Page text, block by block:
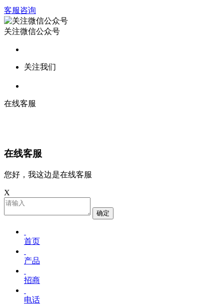
客服咨询
关注微信公众号
关注我们
在线客服
在线客服
您好，我这边是在线客服
X
确定
首页
产品
招商
电话